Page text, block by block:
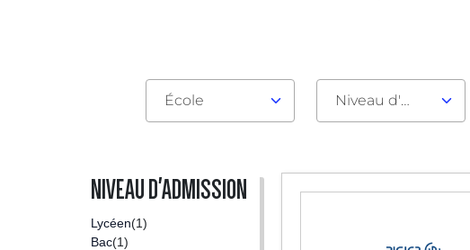
École Niveau d'admission
NIVEAU D'ADMISSION
Lycéen(1)
Bac(1)